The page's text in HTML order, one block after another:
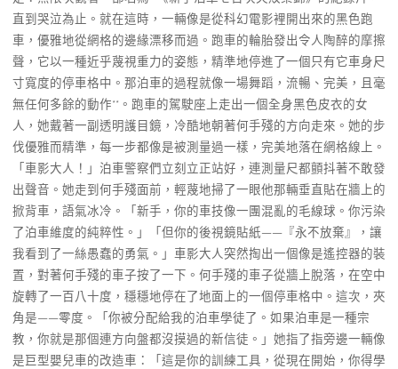
直到哭泣為止。就在這時，一輛像是從科幻電影裡開出來的黑色跑
車，優雅地從網格的邊緣漂移而過。跑車的輪胎發出令人陶醉的摩擦
聲，它以一種近乎蔑視重力的姿態，精準地停進了一個只有它車身尺
寸寬度的停車格中。那泊車的過程就像一場舞蹈，流暢、完美，且毫
無任何多餘的動作**。跑車的駕駛座上走出一個全身黑色皮衣的女
人，她戴著一副透明護目鏡，冷酷地朝著何手殘的方向走來。她的步
伐優雅而精準，每一步都像是被測量過一樣，完美地落在網格線上。
「車影大人！」泊車警察們立刻立正站好，連測量尺都顫抖著不敢發
出聲音。她走到何手殘面前，輕蔑地掃了一眼他那輛垂直貼在牆上的
掀背車，語氣冰冷。「新手，你的車技像一團混亂的毛線球。你污染
了泊車維度的純粹性。」「但你的後視鏡貼紙——『永不放棄』，讓
我看到了一絲愚蠢的勇氣。」車影大人突然掏出一個像是遙控器的裝
置，對著何手殘的車子按了一下。何手殘的車子從牆上脫落，在空中
旋轉了一百八十度，穩穩地停在了地面上的一個停車格中。這次，夾
角是——零度。「你被分配給我的泊車學徒了。如果泊車是一種宗
教，你就是那個連方向盤都沒摸過的新信徒。」她指了指旁邊一輛像
是巨型嬰兒車的改造車：「這是你的訓練工具，從現在開始，你得學